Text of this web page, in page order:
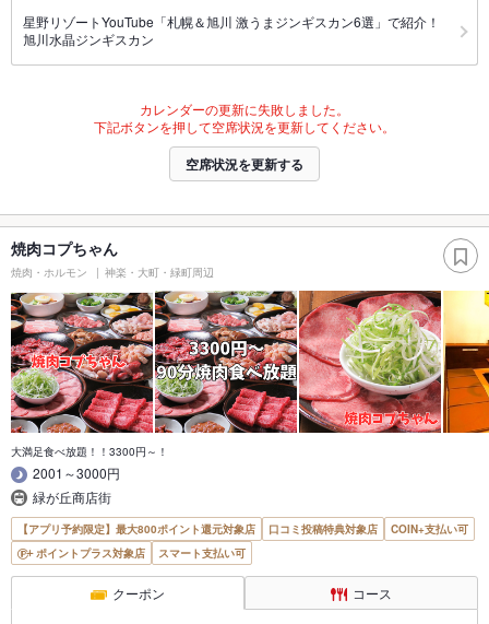
星野リゾートYouTube「札幌＆旭川 激うまジンギスカン6選」で紹介！
旭川水晶ジンギスカン
カレンダーの更新に失敗しました。
下記ボタンを押して空席状況を更新してください。
空席状況を更新する
焼肉コプちゃん
焼肉・ホルモン 神楽・大町・緑町周辺
大満足食べ放題！！3300円～！
2001～3000円
緑が丘商店街
【アプリ予約限定】最大800ポイント還元対象店 口コミ投稿特典対象店
COIN+支払い可
ポイントプラス対象店
スマート支払い可
クーポン コース